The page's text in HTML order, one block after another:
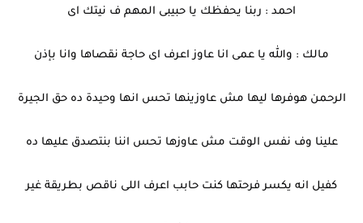
احمد : ربنا يحفظك يا حبيبى المهم ف نيتك اى
مالك : والله يا عمى انا عاوز اعرف اى حاجة نقصاها وانا بإذن
الرحمن هوفرها ليها مش عاوزينها تحس انها وحيدة ده حق الجيرة
علينا وف نفس الوقت مش عاوزها تحس اننا بنتصدق عليها ده
كفيل انه يكسر فرحتها كنت حابب اعرف اللى ناقص بطريقة غير